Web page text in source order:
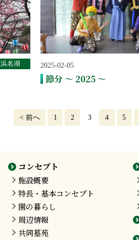
浜名湖 2025-02-05
節分 ～ 2025 ～
<前へ 1 2 3 4 5
コンセプト
施設概要
特長・基本コンセプト
園の暮らし
周辺情報
共同墓苑